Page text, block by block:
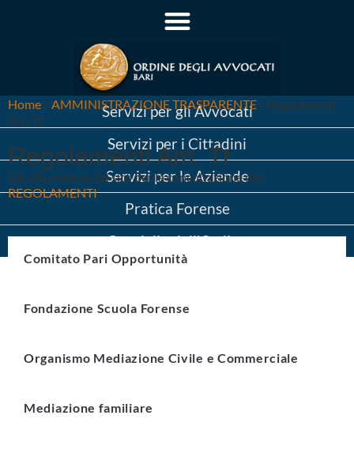
Servizi per gli Avvocati
Servizi per i Cittadini
Servizi per le Aziende
Pratica Forense
Consiglio dell’Ordine
Home » AMMINISTRAZIONE TRASPARENTE » Regolamenti
Am. Tr.
Regolamenti Am. Tr.
Vai alla sezione del sito per la consultazione dei:
REGOLAMENTI
Comitato Pari Opportunità
Fondazione Scuola Forense
Organismo Mediazione Civile e Commerciale
Mediazione familiare